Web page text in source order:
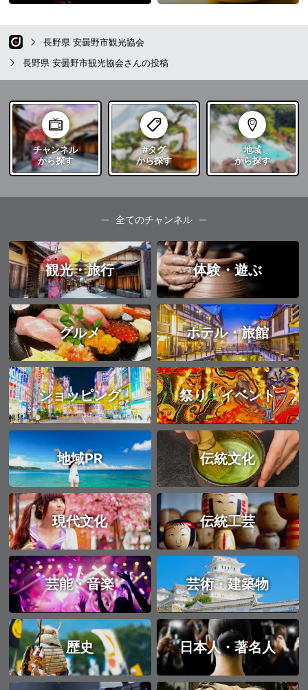
長野県 安曇野市観光協会
長野県 安曇野市観光協会さんの投稿
チャンネル
から探す
#タグ
から探す
地域
から探す
全てのチャンネル
観光・旅行 体験・遊ぶ
グルメ ホテル・旅館
ショッピング 祭り・イベント
地域PR 伝統文化
現代文化 伝統工芸
芸能・音楽 芸術・建築物
歴史 日本人・著名人